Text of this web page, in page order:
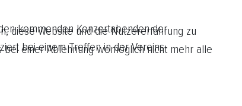
kommenden Konzertabenden der
bei einem Treffen in der Vereins-
diese Website und die Nutzererfahrung zu
einer Ablehnung womöglich nicht mehr alle